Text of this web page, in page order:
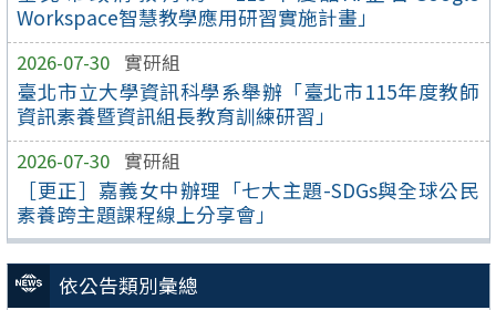
Workspace智慧教學應用研習實施計畫」
2026-07-30 實研組
臺北市立大學資訊科學系舉辦「臺北市115年度教師
資訊素養暨資訊組長教育訓練研習」
2026-07-30 實研組
［更正］嘉義女中辦理「七大主題-SDGs與全球公民
素養跨主題課程線上分享會」
依公告類別彙總